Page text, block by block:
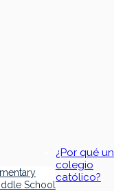
School
¿Por qué un
colegio
católico?